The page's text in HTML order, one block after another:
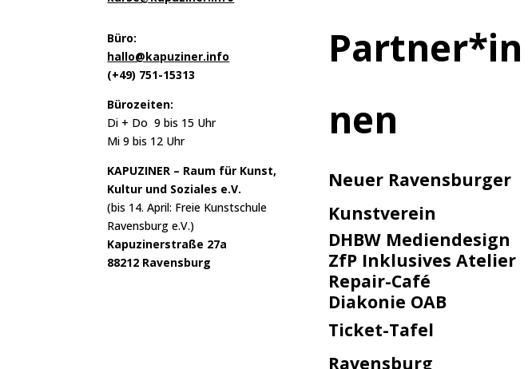
Büro:
hallo@kapuziner.info
(+49) 751-15313
Bürozeiten:
Di + Do 9 bis 15 Uhr
Mi 9 bis 12 Uhr
KAPUZINER – Raum für Kunst,
Kultur und Soziales e.V.
(bis 14. April: Freie Kunstschule
Ravensburg e.V.)
Kapuzinerstraße 27a
88212 Ravensburg
Partner*in
nen
Neuer Ravensburger
Kunstverein
DHBW Mediendesign
ZfP Inklusives Atelier
Repair-Café
Diakonie OAB
Ticket-Tafel
Ravensburg